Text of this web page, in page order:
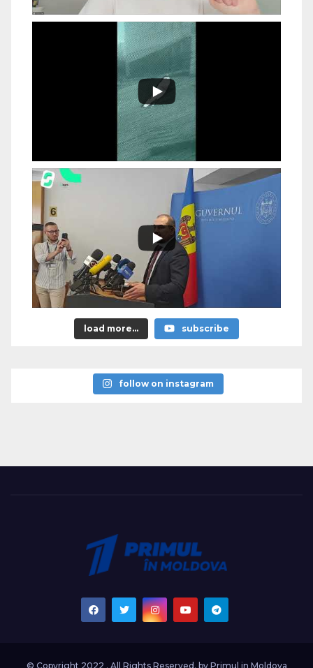
load more... subscribe
follow on instagram
© Copyright 2022 . All Rights Reserved. by Primul in Moldova